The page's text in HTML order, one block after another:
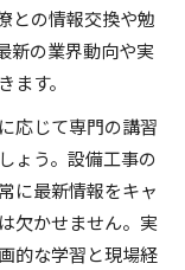
との情報交換や勉
新の業界動向や実
す。
応じて専門の講習
ょう。設備工事の
に最新情報をキャ
欠かせません。実
的な学習と現場経